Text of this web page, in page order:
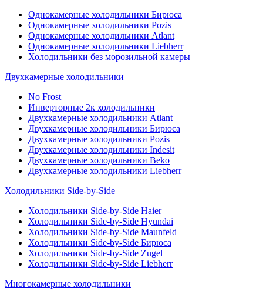
Однокамерные холодильники Бирюса
Однокамерные холодильники Pozis
Однокамерные холодильники Atlant
Однокамерные холодильники Liebherr
Холодильники без морозильной камеры
Двухкамерные холодильники
No Frost
Инверторные 2к холодильники
Двухкамерные холодильники Atlant
Двухкамерные холодильники Бирюса
Двухкамерные холодильники Pozis
Двухкамерные холодильники Indesit
Двухкамерные холодильники Beko
Двухкамерные холодильники Liebherr
Холодильники Side-by-Side
Холодильники Side-by-Side Haier
Холодильники Side-by-Side Hyundai
Холодильники Side-by-Side Maunfeld
Холодильники Side-by-Side Бирюса
Холодильники Side-by-Side Zugel
Холодильники Side-by-Side Liebherr
Многокамерные холодильники